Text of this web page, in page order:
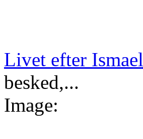
Livet efter Ismael
besked,...
Image: